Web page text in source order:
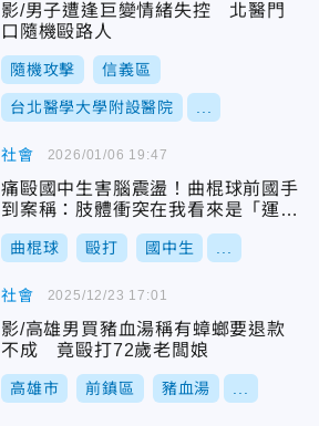
影/男子遭逢巨變情緒失控 北醫門
口隨機毆路人
隨機攻擊 信義區
台北醫學大學附設醫院
社會
痛毆國中生害腦震盪！曲棍球前國手
到案稱：肢體衝突在我看來是「運動
文化」
曲棍球 毆打 國中生
2026/01/06 19:47
社會
影/高雄男買豬血湯稱有蟑螂要退款
不成 竟毆打72歲老闆娘
高雄市 前鎮區 豬血湯
2025/12/23 17:01